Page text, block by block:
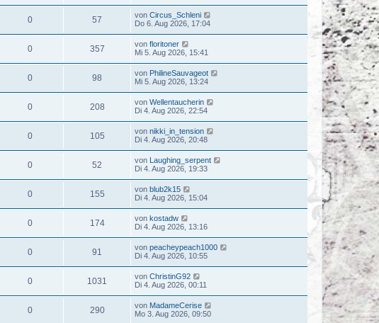
0 57 von Circus_Schleni
Do 6. Aug 2026, 17:04
0 357 von floritoner
Mi 5. Aug 2026, 15:41
0 98 von PhilineSauvageot
Mi 5. Aug 2026, 13:24
0 208 von Wellentaucherin
Di 4. Aug 2026, 22:54
0 105 von nikki_in_tension
Di 4. Aug 2026, 20:48
0 52 von Laughing_serpent
Di 4. Aug 2026, 19:33
0 155 von blub2k15
Di 4. Aug 2026, 15:04
0 174 von kostadw
Di 4. Aug 2026, 13:16
0 91 von peacheypeach1000
Di 4. Aug 2026, 10:55
0 1031 von ChristinG92
Di 4. Aug 2026, 00:11
0 290 von MadameCerise
Mo 3. Aug 2026, 09:50